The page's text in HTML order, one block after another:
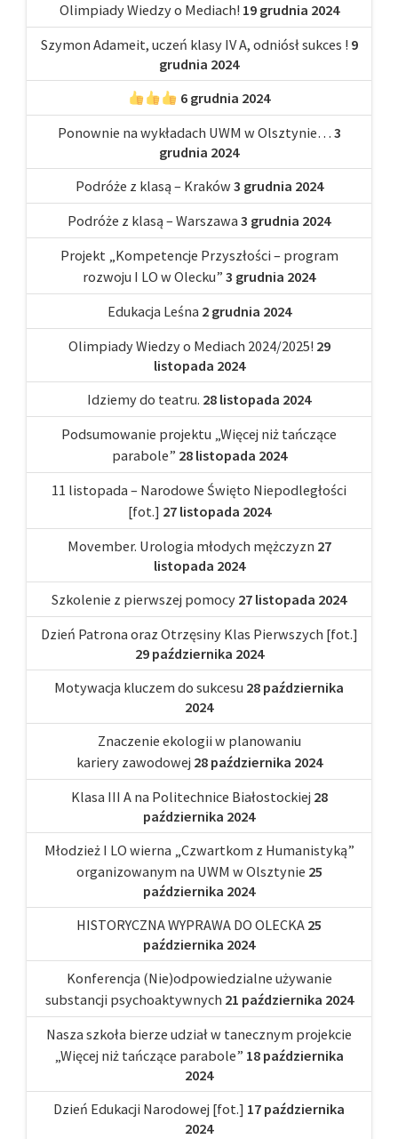
Olimpiady Wiedzy o Mediach! 19 grudnia 2024
Szymon Adameit, uczeń klasy IV A, odniósł sukces ! 9
grudnia 2024
6 grudnia 2024
Ponownie na wykładach UWM w Olsztynie… 3
grudnia 2024
Podróże z klasą – Kraków 3 grudnia 2024
Podróże z klasą – Warszawa 3 grudnia 2024
Projekt „Kompetencje Przyszłości – program
rozwoju I LO w Olecku” 3 grudnia 2024
Edukacja Leśna 2 grudnia 2024
Olimpiady Wiedzy o Mediach 2024/2025! 29
listopada 2024
Idziemy do teatru. 28 listopada 2024
Podsumowanie projektu „Więcej niż tańczące
parabole” 28 listopada 2024
11 listopada – Narodowe Święto Niepodległości
[fot.] 27 listopada 2024
Movember. Urologia młodych mężczyzn 27
listopada 2024
Szkolenie z pierwszej pomocy 27 listopada 2024
Dzień Patrona oraz Otrzęsiny Klas Pierwszych [fot.]
29 października 2024
Motywacja kluczem do sukcesu 28 października
2024
Znaczenie ekologii w planowaniu
kariery zawodowej 28 października 2024
Klasa III A na Politechnice Białostockiej 28
października 2024
Młodzież I LO wierna „Czwartkom z Humanistyką”
organizowanym na UWM w Olsztynie 25
października 2024
HISTORYCZNA WYPRAWA DO OLECKA 25
października 2024
Konferencja (Nie)odpowiedzialne używanie
substancji psychoaktywnych 21 października 2024
Nasza szkoła bierze udział w tanecznym projekcie
„Więcej niż tańczące parabole” 18 października
2024
Dzień Edukacji Narodowej [fot.] 17 października
2024